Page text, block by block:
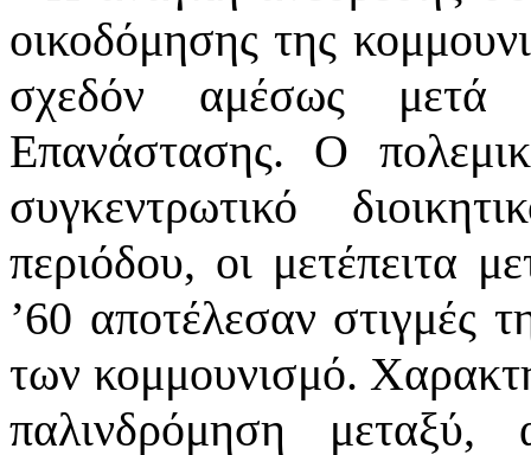
οικοδόμησης της
σχεδόν αμέσως μετά
Επανάστασης. Ο
συγκεντρωτικό
περιόδου, οι μετέπειτα
’60 αποτέλεσαν στιγμές
των κομμουνισμό.
παλινδρόμηση μεταξύ,